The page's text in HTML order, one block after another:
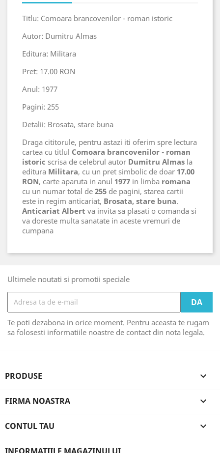
Titlu: Comoara brancovenilor - roman istoric
Autor: Dumitru Almas
Editura: Militara
Pret: 17.00 RON
Anul: 1977
Pagini: 255
Detalii: Brosata, stare buna
Draga cititorule, pentru astazi iti oferim spre lectura
cartea cu titlul Comoara brancovenilor - roman
istoric scrisa de celebrul autor Dumitru Almas la
editura Militara, cu un pret simbolic de doar 17.00
RON, carte aparuta in anul 1977 in limba romana
cu un numar total de 255 de pagini, starea cartii
este in regim anticariat, Brosata, stare buna.
Anticariat Albert va invita sa plasati o comanda si
va doreste multa sanatate in aceste vremuri de
cumpana
Ultimele noutati si promotii speciale
Te poti dezabona in orice moment. Pentru aceasta te rugam
sa folosesti informatiile noastre de contact din nota legala.
PRODUSE 
FIRMA NOASTRA 
CONTUL TAU 
INFORMATIILE MAGAZINULUI